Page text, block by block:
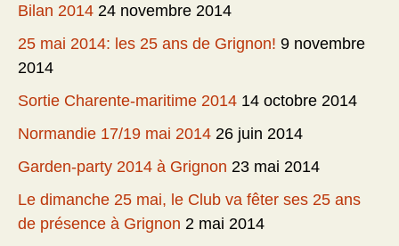
Bilan 2014 24 novembre 2014
25 mai 2014: les 25 ans de Grignon! 9 novembre
2014
Sortie Charente-maritime 2014 14 octobre 2014
Normandie 17/19 mai 2014 26 juin 2014
Garden-party 2014 à Grignon 23 mai 2014
Le dimanche 25 mai, le Club va fêter ses 25 ans
de présence à Grignon 2 mai 2014